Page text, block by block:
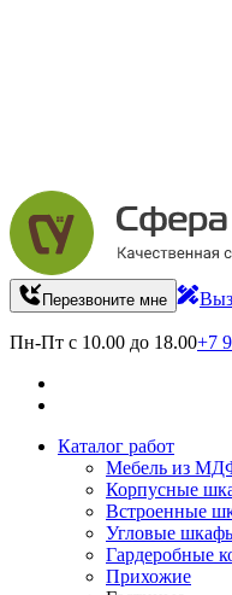
Перезвоните мне
Пн-Пт с 10.00 до 18.00+7
Каталог работ
Мебель из
Корпусные
Встроенные
Угловые
Гардеробные
Прихожие